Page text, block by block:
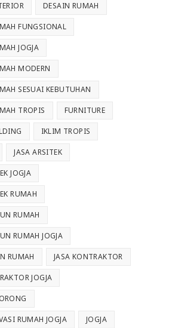
DESAIN RUMAH
FUNGSIONAL
JOGJA
MODERN
SESUAI KEBUTUHAN
TROPIS FURNITURE
IKLIM TROPIS
JASA ARSITEK
JOGJA
RUMAH
RUMAH
RUMAH JOGJA
RUMAH JASA KONTRAKTOR
JOGJA
RUMAH JOGJA JOGJA